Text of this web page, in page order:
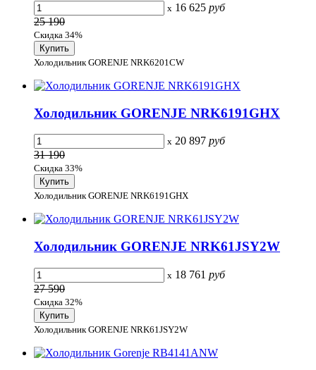
x 16 625 руб
25 190
Скидка 34%
Холодильник GORENJE NRK6201CW
Холодильник GORENJE NRK6191GHX
x 20 897 руб
31 190
Скидка 33%
Холодильник GORENJE NRK6191GHX
Холодильник GORENJE NRK61JSY2W
x 18 761 руб
27 590
Скидка 32%
Холодильник GORENJE NRK61JSY2W